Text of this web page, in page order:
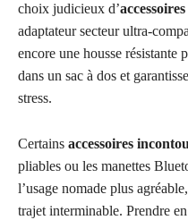
choix judicieux d’
adaptateur secteur ultra-
encore une housse résistante
dans un sac à dos et
stress.
Certains accessoires
pliables ou les manettes
l’usage nomade plus
trajet interminable. Prendre